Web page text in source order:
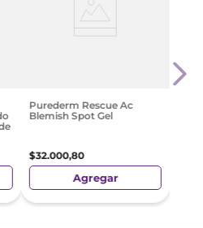
Purederm Rescue Ac
Blemish Spot Gel
$32.000,80
Agregar